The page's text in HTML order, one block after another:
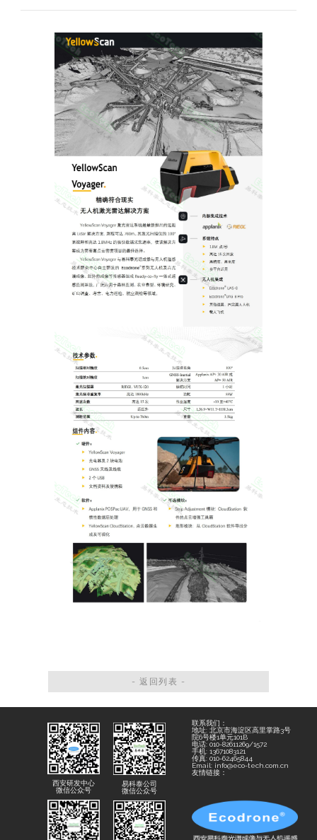
- 返回列表 -
西安研发中心
微信公众号
易科泰公司
微信公众号
联系我们：
地址: 北京市海淀区高里掌路3号
院6号楼1单元101B
电话: 010-82611269/1572
手机: 13671083121
传真: 010-62465844
Email: info@eco-tech.com.cn
友情链接：